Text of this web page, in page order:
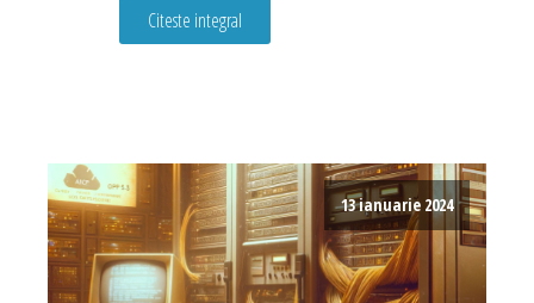
Citeste integral
13 ianuarie 2024